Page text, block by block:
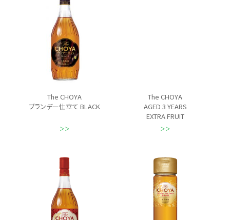
The CHOYA
ブランデー仕立て BLACK
The CHOYA
AGED 3 YEARS
EXTRA FRUIT